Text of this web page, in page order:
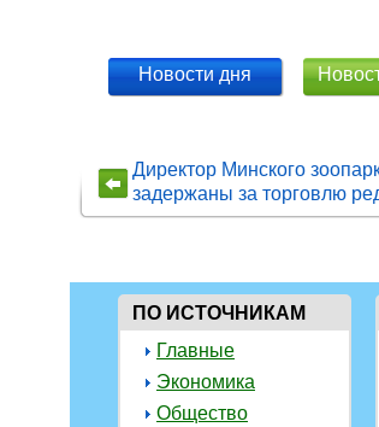
Новости дня
Директор Минского
задержаны за торговлю
ПО ИСТОЧНИКАМ
Главные
Экономика
Общество